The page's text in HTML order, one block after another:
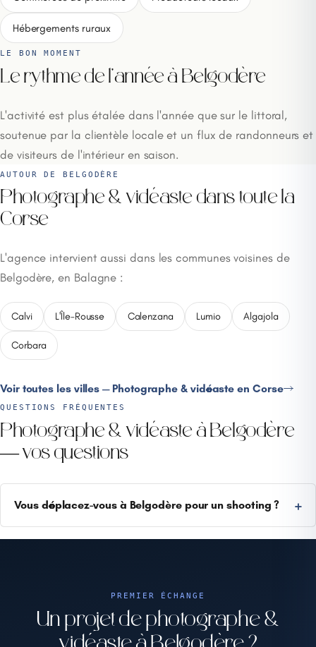
Hébergements ruraux
LE BON MOMENT
Le rythme de l'année à Belgodère
L'activité est plus étalée dans l'année que sur le littoral,
soutenue par la clientèle locale et un flux de randonneurs et
de visiteurs de l'intérieur en saison.
AUTOUR DE BELGODÈRE
Photographe & vidéaste dans toute la
Corse
L'agence intervient aussi dans les communes voisines de
Belgodère, en Balagne :
Calvi L'Île-Rousse Calenzana Lumio Algajola
Corbara
Voir toutes les villes — Photographe & vidéaste en Corse
QUESTIONS FRÉQUENTES
Photographe & vidéaste à Belgodère
— vos questions
Vous déplacez-vous à Belgodère pour un shooting ?
PREMIER ÉCHANGE
Un projet de photographe &